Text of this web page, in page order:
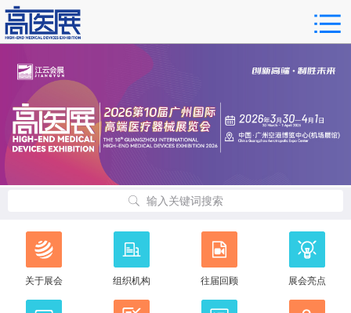
输入关键词搜索
关于展会 组织机构 往届回顾 展会亮点